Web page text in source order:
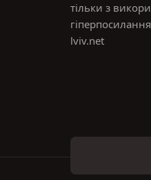
тільки з
lviv.net